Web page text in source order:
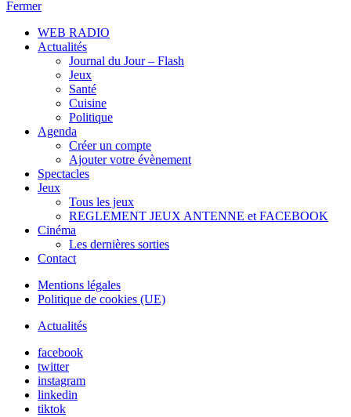
Fermer
WEB RADIO
Actualités
Journal du Jour – Flash
Jeux
Santé
Cuisine
Politique
Agenda
Créer un compte
Ajouter votre évènement
Spectacles
Jeux
Tous les jeux
REGLEMENT JEUX ANTENNE et FACEBOOK
Cinéma
Les dernières sorties
Contact
Mentions légales
Politique de cookies (UE)
Actualités
facebook
twitter
instagram
linkedin
tiktok